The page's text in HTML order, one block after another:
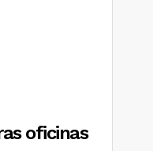
oficinas